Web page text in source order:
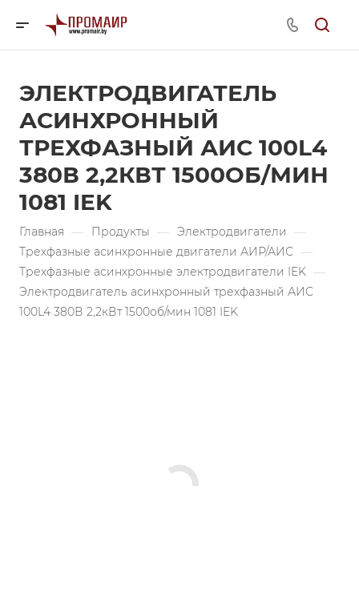
ЭЛЕКТРОДВИГАТЕЛЬ
АСИНХРОННЫЙ
ТРЕХФАЗНЫЙ АИС 100L4
380В 2,2КВТ 1500ОБ/МИН
1081 IEK
Главная — Продукты — Электродвигатели —
Трехфазные асинхронные двигатели АИР/АИС —
Трехфазные асинхронные электродвигатели IEK —
Электродвигатель асинхронный трехфазный АИС
100L4 380В 2,2кВт 1500об/мин 1081 IEK